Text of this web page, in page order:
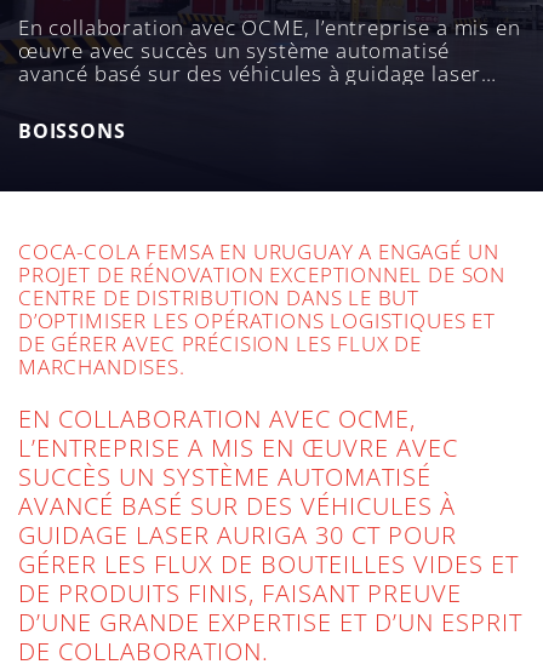
En collaboration avec OCME, l’entreprise a mis en
œuvre avec succès un système automatisé
avancé basé sur des véhicules à guidage laser
vides et de produits finis, faisant preuve d’une
grande expertise et d’un esprit de collaboration.
BOISSONS
COCA-COLA FEMSA EN URUGUAY A ENGAGÉ UN
PROJET DE RÉNOVATION EXCEPTIONNEL DE SON
CENTRE DE DISTRIBUTION DANS LE BUT
D’OPTIMISER LES OPÉRATIONS LOGISTIQUES ET
DE GÉRER AVEC PRÉCISION LES FLUX DE
MARCHANDISES.
EN COLLABORATION AVEC OCME,
L’ENTREPRISE A MIS EN ŒUVRE AVEC
SUCCÈS UN SYSTÈME AUTOMATISÉ
AVANCÉ BASÉ SUR DES VÉHICULES À
GUIDAGE LASER AURIGA 30 CT POUR
GÉRER LES FLUX DE BOUTEILLES VIDES ET
DE PRODUITS FINIS, FAISANT PREUVE
D’UNE GRANDE EXPERTISE ET D’UN ESPRIT
DE COLLABORATION.